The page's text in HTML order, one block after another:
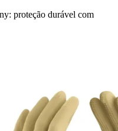
proteção durável com